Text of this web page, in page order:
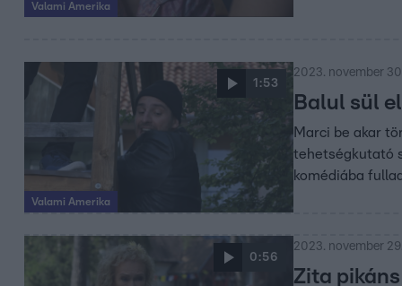
Valami Amerika
1:53
Valami Amerika
2023. november
Balul sül
Marci be akar
tehetségkutató
komédiába
0:56
2023. november
Zita